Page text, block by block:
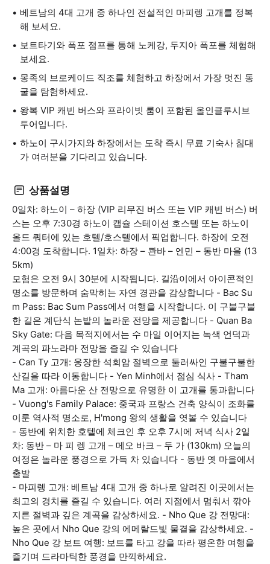
베트남의 4대 고개 중 하나인 전설적인 마피렝 고개를 정복
해 보세요.
보트타기와 폭포 점프를 통해 노케강, 두지아 폭포를 체험해
보세요.
몽족의 브로케이드 직조를 체험하고 하장에서 가장 멋진 동
굴을 탐험하세요.
왕복 VIP 캐빈 버스와 프라이빗 룸이 포함된 올인클루시브
투어입니다.
하노이 구시가지와 하장에서는 도착 즉시 무료 기숙사 침대
가 여러분을 기다리고 있습니다.
상품설명
0일차: 하노이 – 하장 (VIP 리무진 버스 또는 VIP 캐빈 버스) 버
스는 오후 7:30경 하노이 캡슐 스테이션 호스텔 또는 하노이
올드 쿼터에 있는 호텔/호스텔에서 픽업합니다. 하장에 오전
4:00경 도착합니다. 1일차: 하장 – 콴바 – 엔민 – 동반 마을 (13
5km)
모험은 오전 9시 30분에 시작됩니다. 길沿이에서 아이콘적인
명소를 방문하며 숨막히는 자연 경관을 감상합니다 - Bac Su
m Pass: Bac Sum Pass에서 여행을 시작합니다. 이 구불구불
한 길은 계단식 논밭의 놀라운 전망을 제공합니다 - Quan Ba
Sky Gate: 다음 목적지에서는 수 마일 이어지는 녹색 언덕과
계곡의 파노라마 전망을 즐길 수 있습니다
- Can Ty 고개: 웅장한 석회암 절벽으로 둘러싸인 구불구불한
산길을 따라 이동합니다 - Yen Minh에서 점심 식사 - Tham
Ma 고개: 아름다운 산 전망으로 유명한 이 고개를 통과합니다
- Vuong's Family Palace: 중국과 프랑스 건축 양식이 조화를
이룬 역사적 명소로, H'mong 왕의 생활을 엿볼 수 있습니다
- 동반에 위치한 호텔에 체크인 후 오후 7시에 저녁 식사 2일
차: 동반 – 마 피 렝 고개 – 메오 바크 – 두 가 (130km) 오늘의
여정은 놀라운 풍경으로 가득 차 있습니다 - 동반 옛 마을에서
출발
- 마피렝 고개: 베트남 4대 고개 중 하나로 알려진 이곳에서는
최고의 경치를 즐길 수 있습니다. 여러 지점에서 멈춰서 깎아
지른 절벽과 깊은 계곡을 감상하세요. - Nho Que 강 전망대:
높은 곳에서 Nho Que 강의 에메랄드빛 물결을 감상하세요. -
Nho Que 강 보트 여행: 보트를 타고 강을 따라 평온한 여행을
즐기며 드라마틱한 풍경을 만끽하세요.